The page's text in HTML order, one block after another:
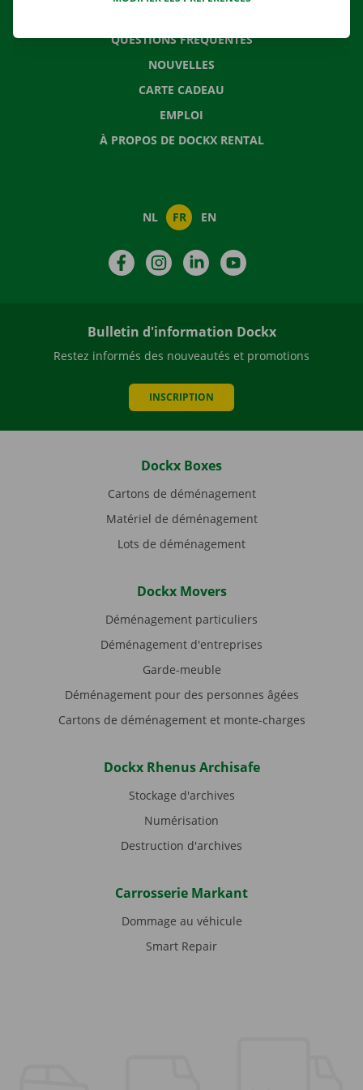
QUESTIONS FRÉQUENTES
NOUVELLES
CARTE CADEAU
EMPLOI
À PROPOS DE DOCKX RENTAL
NL FR EN
FacebookInstagramLinkedIn
Bulletin d'information Dockx
Restez informés des nouveautés et promotions
INSCRIPTION
Dockx Boxes
Cartons de déménagement
Matériel de déménagement
Lots de déménagement
Dockx Movers
Déménagement particuliers
Déménagement d'entreprises
Garde-meuble
Déménagement pour des personnes âgées
Cartons de déménagement et monte-charges
Dockx Rhenus Archisafe
Stockage d'archives
Numérisation
Destruction d'archives
Carrosserie Markant
Dommage au véhicule
Smart Repair